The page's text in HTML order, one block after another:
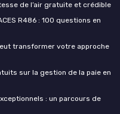
de l’air gratuite et crédible
R486 : 100 questions en
transformer votre approche
sur la gestion de la paie en
: un parcours de